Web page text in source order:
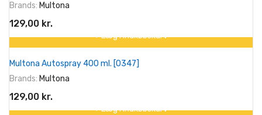
Brands: Multona
129,00 kr.
+ Læg I Indkøbskurv
Multona Autospray 400 ml. [0347]
Brands: Multona
129,00 kr.
+ Læg I Indkøbskurv